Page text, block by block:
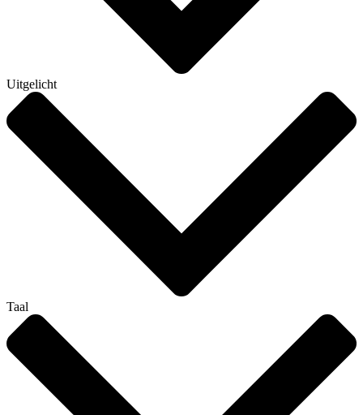
Uitgelicht
Taal